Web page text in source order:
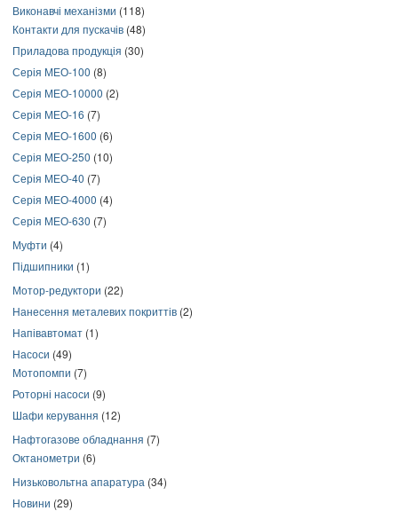
Виконавчі механізми (118)
Контакти для пускачів (48)
Приладова продукція (30)
Серія МЕО-100 (8)
Серія МЕО-10000 (2)
Серія МЕО-16 (7)
Серія МЕО-1600 (6)
Серія МЕО-250 (10)
Серія МЕО-40 (7)
Серія МЕО-4000 (4)
Серія МЕО-630 (7)
Муфти (4)
Підшипники (1)
Мотор-редуктори (22)
Нанесення металевих покриттів (2)
Напівавтомат (1)
Насоси (49)
Мотопомпи (7)
Роторні насоси (9)
Шафи керування (12)
Нафтогазове обладнання (7)
Октанометри (6)
Низьковольтна апаратура (34)
Новини (29)